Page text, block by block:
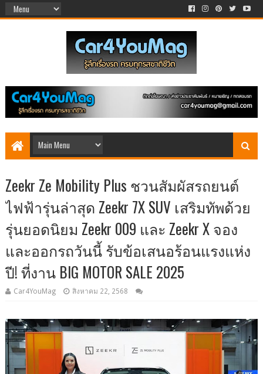
Zeekr Ze Mobility Plus ชวนสัมผัสรถยนต์
ไฟฟ้ารุ่นล่าสุด Zeekr 7X SUV เสริมทัพด้วย
รุ่นยอดนิยม Zeekr 009 และ Zeekr X จอง
และออกรถวันนี้ รับข้อเสนอร้อนแรงแห่ง
ปี! ที่งาน BIG MOTOR SALE 2025
Car4YouMag สิงหาคม 22, 2568